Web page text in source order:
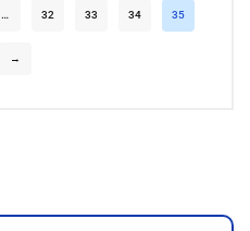
… 32 33 34 35
→